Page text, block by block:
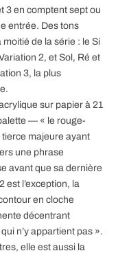
3 en comptent sept ou
entrée. Des tons
de la série : le Si
2, et Sol, Ré et
3, la plus
sur papier à 21
— « le rouge-
majeure ayant
une phrase
avant que sa dernière
est l’exception, la
en cloche
décentrant
n’y appartient pas ».
elle est aussi la